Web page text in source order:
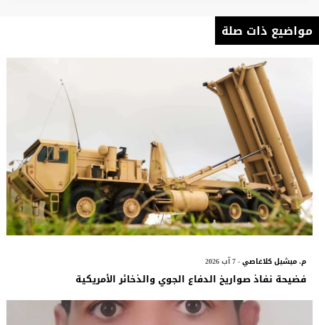
مواضيع ذات صلة
م. ميشيل كلاغاصي- 7 آب 2026
فضيحة نفاذ صواريخ الدفاع الجوي والذخائر الأمريكية